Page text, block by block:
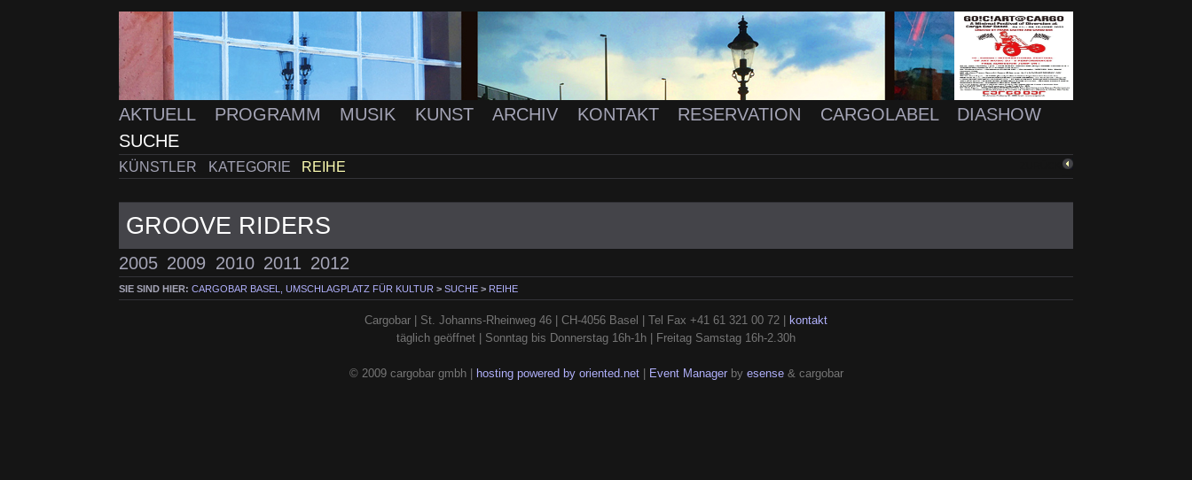
AKTUELL PROGRAMM MUSIK KUNST ARCHIV KONTAKT RESERVATION CARGOLABEL
DIASHOW
SUCHE
KÜNSTLER KATEGORIE REIHE
GROOVE RIDERS
2005 2009 2010 2011 2012
SIE SIND HIER:CARGOBAR BASEL, UMSCHLAGPLATZ FÜR KULTUR >SUCHE > REIHE
Cargobar | St. Johanns-Rheinweg 46 | CH-4056 Basel | Tel Fax +41 61 321 00 72 |
kontakt
täglich geöffnet | Sonntag bis Donnerstag 16h-1h | Freitag Samstag 16h-2.30h
© 2009 cargobar gmbh | hosting powered by oriented.net| Event Managerby esense& cargobar